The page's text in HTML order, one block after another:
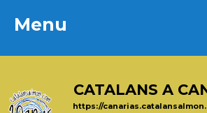
Menu
CATALANS A
https://
Menu